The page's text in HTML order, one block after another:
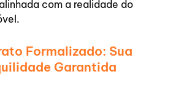
com a realidade do
Formalizado: Sua
Garantida